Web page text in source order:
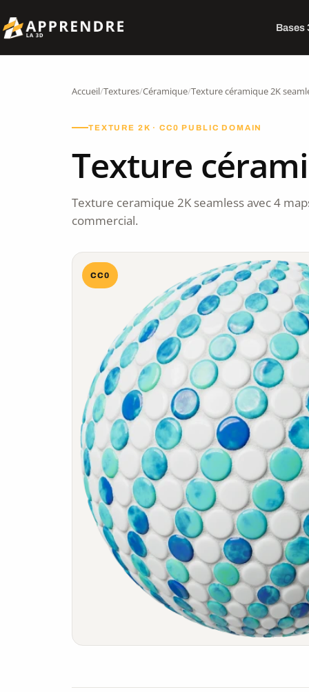
Bases
Accueil/Textures/Céramique/Texture céramique 2K
TEXTURE 2K · CC0 PUBLIC DOMAIN
Texture
Texture ceramique 2K seamless avec 4
commercial.
CC0